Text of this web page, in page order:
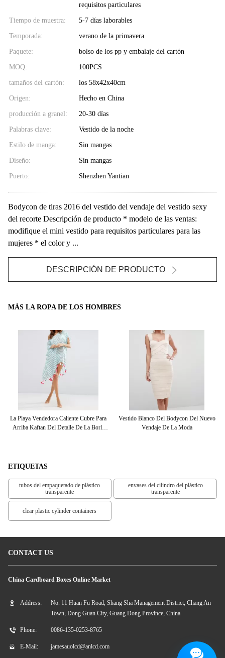
requisitos particulares
Tiempo de muestra: 5-7 días laborables
Temporada: verano de la primavera
Paquete: bolso de los pp y embalaje del cartón
MOQ: 100PCS
tamaños del cartón: los 58x42x40cm
Origen: Hecho en China
producción a granel: 20-30 días
Palabras clave: Vestido de la noche
Estilo de manga: Sin mangas
Diseño: Sin mangas
Puerto: Shenzhen Yantian
Bodycon de tiras 2016 del vestido del vendaje del vestido sexy
del recorte Descripción de producto * modelo de las ventas:
modifique el mini vestido para requisitos particulares para las
mujeres * el color y ...
DESCRIPCIÓN DE PRODUCTO
MÁS LA ROPA DE LOS HOMBRES
La Playa Vendedora Caliente Cubre Para
Arriba Kaftan Del Detalle De La Borla
Vestido Blanco Del Bodycon Del Nuevo
Vendaje De La Moda
ETIQUETAS
tubos del empaquetado de plástico
transparente
envases del cilindro del plástico
transparente
clear plastic cylinder containers
CONTACT US
China Cardboard Boxes Online Market
Address:
No. 11 Huan Fu Road, Shang Sha Management District, Chang An
Town, Dong Guan City, Guang Dong Province, China
Phone: 0086-135-0253-8765
E-Mail: jamesauolcd@anlcd.com